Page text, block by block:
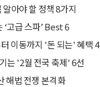
아야 할 정책 8가지
고급 스파’ Best 6
이동까지 '돈 되는' 혜택 4
는 '2월 전국 축제' 6선
해법 전쟁 본격화